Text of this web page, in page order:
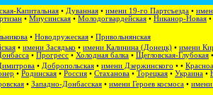
Капитальная • Дуванная • имени 19-го Партсъезда •
• Миусинская • Молодогвардейская • Никанор-Новая •
• Новодружеская • Привольнянская
• имени Засядько • имени Калинина (Донецк) • имени
• Прогресс • Холодная балка • Щегловская-Глубокая •
• Добропольская • имени Дзержинского • •
• Родинская • Россия • Стаханова • Торецкая • Украина •
• Западно-Донбасская • имени Героев космоса • имени